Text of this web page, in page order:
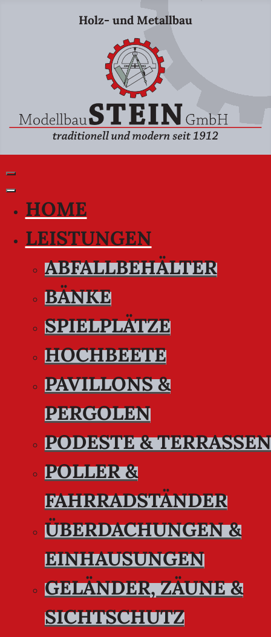
Holz- und Metallbau
HOME
LEISTUNGEN
ABFALLBEHÄLTER
BÄNKE
SPIELPLÄTZE
HOCHBEETE
PAVILLONS &
PERGOLEN
PODESTE & TERRASSEN
POLLER &
FAHRRADSTÄNDER
ÜBERDACHUNGEN &
EINHAUSUNGEN
GELÄNDER, ZÄUNE &
SICHTSCHUTZ